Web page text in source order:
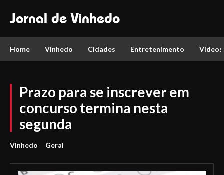
Jornal de Vinhedo
Home Vinhedo Cidades Entretenimento Vídeos
Prazo para se inscrever em
concurso termina nesta
segunda
Vinhedo Geral